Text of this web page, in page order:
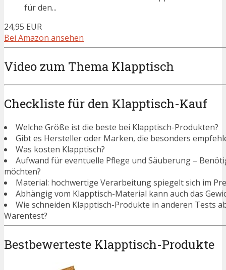
für den...
24,95 EUR
Bei Amazon ansehen
Video zum Thema Klapptisch
Checkliste für den Klapptisch-Kauf
Welche Größe ist die beste bei Klapptisch-Produkten?
Gibt es Hersteller oder Marken, die besonders
Was kosten Klapptisch?
Aufwand für eventuelle Pflege und Säuberung –
möchten?
Material: hochwertige Verarbeitung spiegelt sich im
Abhängig vom Klapptisch-Material kann auch das
Wie schneiden Klapptisch-Produkte in anderen Tests
Warentest?
Bestbewerteste Klapptisch-Produkte